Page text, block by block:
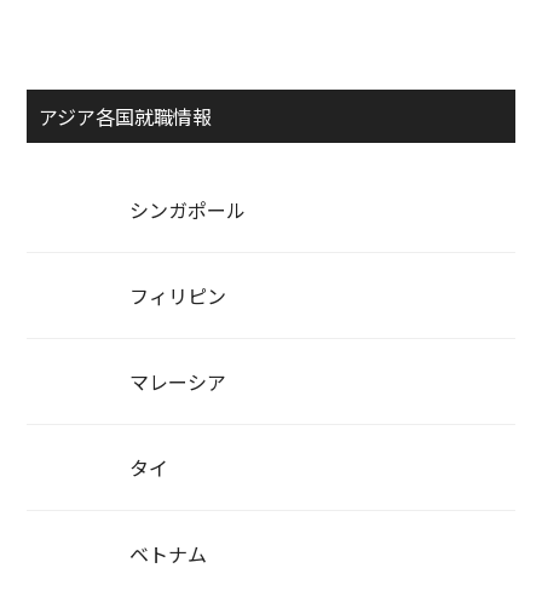
アジア各国就職情報
シンガポール
フィリピン
マレーシア
タイ
ベトナム